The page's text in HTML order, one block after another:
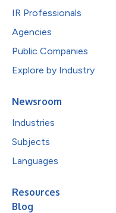
IR Professionals
Agencies
Public Companies
Explore by Industry
Newsroom
Industries
Subjects
Languages
Resources
Blog